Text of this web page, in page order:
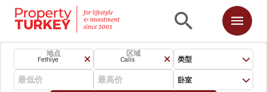
地点
Fethiye
区域
Calis 类型
卧室